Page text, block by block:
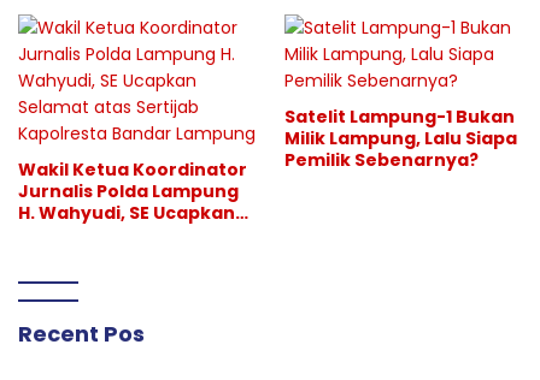
Melawan Narkoba
Berlanjut
Wakil Ketua Koordinator
Jurnalis Polda Lampung
H. Wahyudi, SE Ucapkan
Lampung
Satelit Lampung-1 Bukan
Milik Lampung, Lalu Siapa
Pemilik Sebenarnya?
Recent Pos